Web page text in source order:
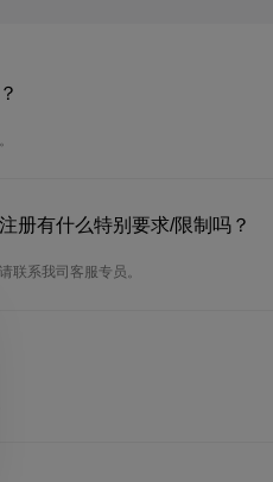
册有什么特别要求/限制吗？
联系我司客服专员。